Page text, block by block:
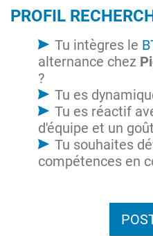
PROFIL
Tu intègres le
alternance chez
?
Tu es
Tu es réactif
d'équipe et un
Tu souhaites
compétences en